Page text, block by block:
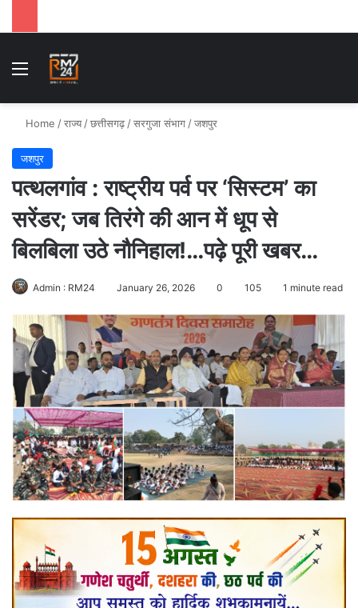
Menu
Home /राज्य /छत्तीसगढ़ /सरगुजा संभाग /जशपुर
जशपुर
पत्थलगांव : राष्ट्रीय पर्व पर ‘सिस्टम’ का
सरेंडर; जब तिरंगे की आन में धूप से
बिलबिला उठे नौनिहाल!…पढ़े पूरी खबर…
Admin : RM24 January 26, 2026 0 105 1 minute read